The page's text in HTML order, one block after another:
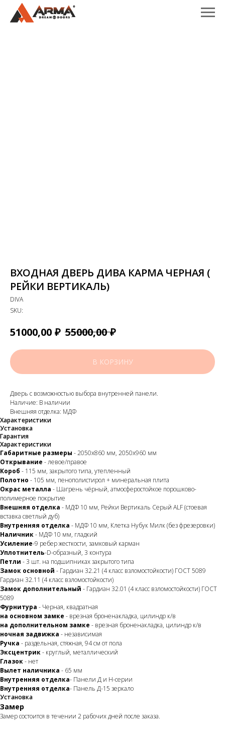
ВХОДНАЯ ДВЕРЬ ДИВА КАРМА ЧЕРНАЯ (
РЕЙКИ ВЕРТИКАЛЬ)
DIVA
SKU:
51000,00 ₽ 55000,00 ₽
В КОРЗИНУ
Дверь с возможностью выбора внутренней панели.
Наличие: В наличии
Внешняя отделка: МДФ
Характеристики
Установка
Гарантия
Характеристики
Габаритные размеры - 2050x860 мм, 2050x960 мм
Открывание - левое/правое
Короб - 115 мм, закрытого типа, утепленный
Полотно - 105 мм, пенополистирол + минеральная плита
Окрас металла - Шагрень чёрный, атмосферостойкое порошково-
полимерное покрытие
Внешняя отделка - МДФ 10 мм, Рейки Вертикаль Серый ALF (стоевая
вставка светлый дуб)
Внутренняя отделка - МДФ 10 мм, Клетка Нубук Милк (без фрезеровки)
Наличник- МДФ 10 мм, гладкий
Усиление-9 ребер жесткости, замковый карман
Уплотнитель-D-образный, 3 контура
Петли - 3 шт. на подшипниках закрытого типа
Замок основной - Гардиан 32.21 (4 класс взломостойкости) ГОСТ 5089
Гардиан 32.11 (4 класс взломостойкости)
Замок дополнительный - Гардиан 32.01 (4 класс взломостойкости) ГОСТ
5089
Фурнитура - Черная, квадратная
на основном замке - врезная броненакладка, цилиндр к/в
на дополнительном замке - врезная броненакладка, цилиндр к/в
ночная задвижка - независимая
Ручка - раздельная, стяжная, 94 см от пола
Эксцентрик- круглый, металлический
Глазок- нет
Вылет наличника - 65 мм
Внутренняя отделка- Панели Д и Н-серии
Внутренняя отделка- Панель Д-15 зеркало
Установка
Замер
Замер состоится в течении 2 рабочих дней после заказа.